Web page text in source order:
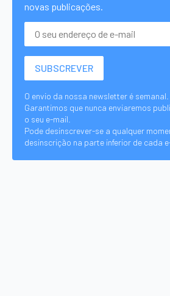
novas publicações.
O envio da nossa newsletter é semanal.
Garantimos que nunca enviaremos
o seu e-mail.
Pode desinscrever-se a qualquer
desinscrição na parte inferior de cada